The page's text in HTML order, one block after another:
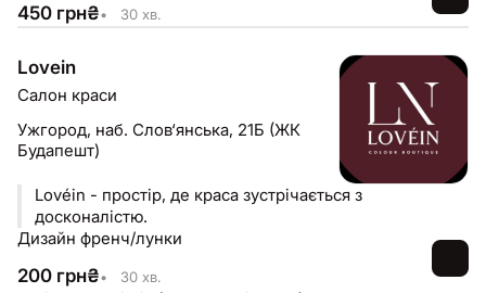
450 грн₴• 30 хв.
Lovein
Салон краси
Ужгород, наб. Слов‘янська, 21Б (ЖК
Будапешт)
Lovéin - простір, де краса зустрічається з
досконалістю.
Дизайн френч/лунки
200 грн₴• 30 хв.